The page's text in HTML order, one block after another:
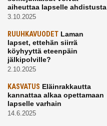
aiheuttaa lapselle ahdistusta
3.10.2025
RUUHKAVUODET Laman
lapset, ettehän siirrä
köyhyyttä eteenpäin
jälkipolville?
2.10.2025
KASVATUS Eläinrakkautta
kannattaa alkaa opettamaan
lapselle varhain
14.6.2025